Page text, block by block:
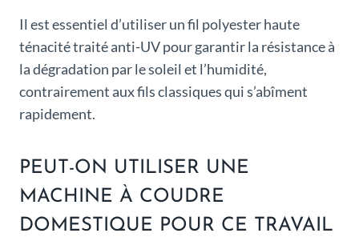
Il est essentiel d’utiliser un fil polyester haute
ténacité traité anti-UV pour garantir la résistance à
la dégradation par le soleil et l’humidité,
contrairement aux fils classiques qui s’abîment
rapidement.
PEUT-ON UTILISER UNE
MACHINE À COUDRE
DOMESTIQUE POUR CE TRAVAIL